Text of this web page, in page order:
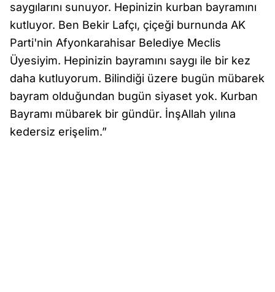
saygılarını sunuyor. Hepinizin kurban bayramını
kutluyor. Ben Bekir Lafçı, çiçeği burnunda AK
Parti'nin Afyonkarahisar Belediye Meclis
Üyesiyim. Hepinizin bayramını saygı ile bir kez
daha kutluyorum. Bilindiği üzere bugün mübarek
bayram olduğundan bugün siyaset yok. Kurban
Bayramı mübarek bir gündür. İnşAllah yılına
kedersiz erişelim.”